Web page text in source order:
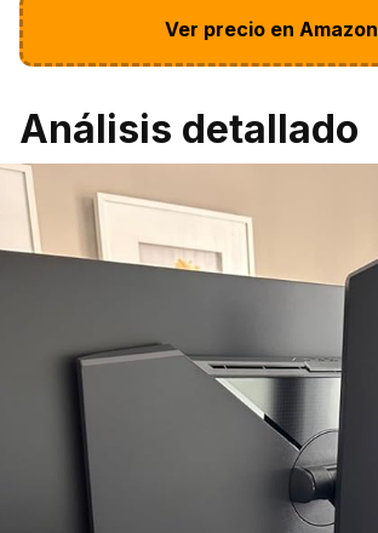
Ver precio en Amazon
Análisis detallado